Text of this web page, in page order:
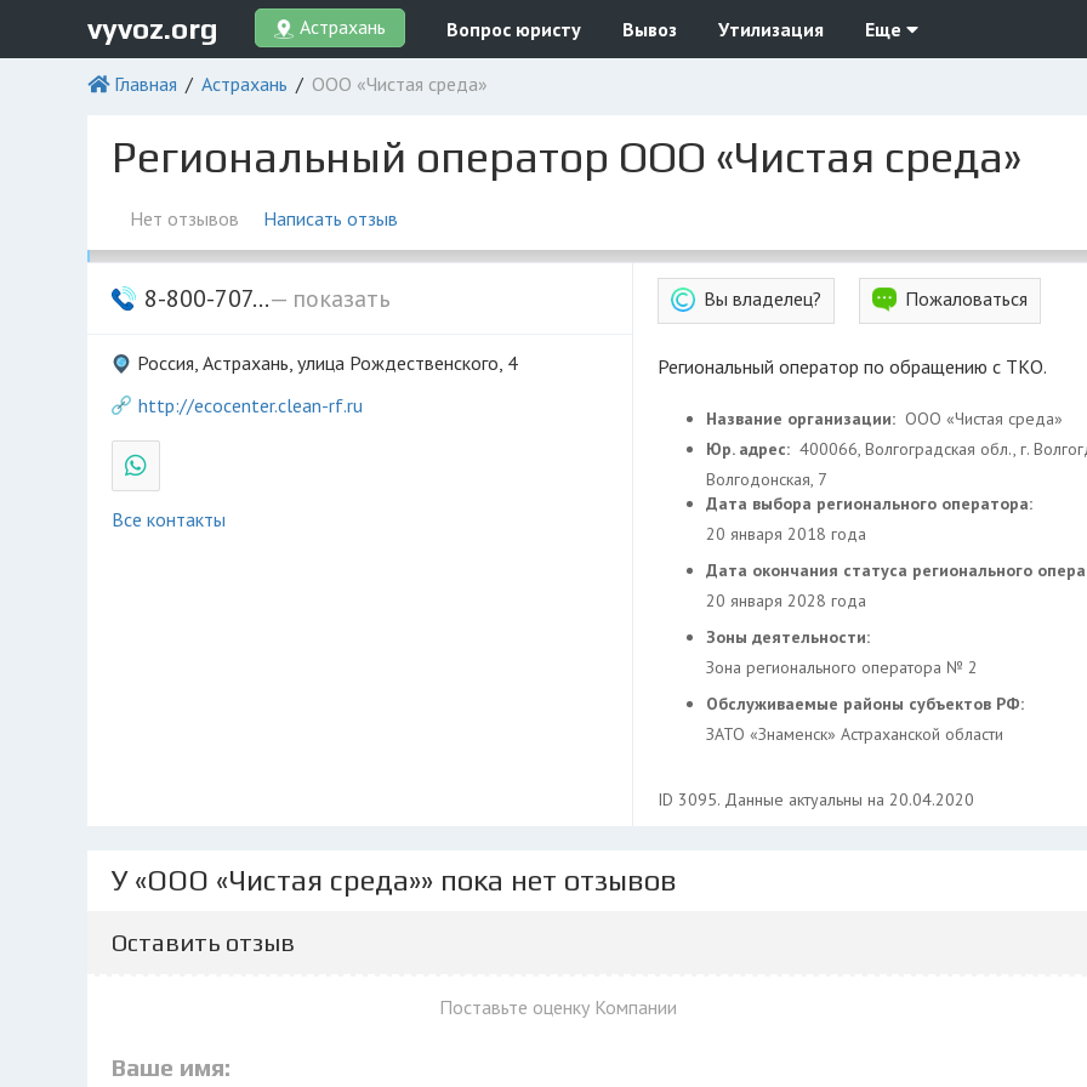
vyvoz.org Астрахань Вопрос юристу Вывоз Утилизация Еще
Главная Астрахань ООО «Чистая среда»
Региональный оператор ООО «Чистая среда»
Нет отзывов Написать отзыв
8-800-707...— показать
Россия, Астрахань, улица Рождественского, 4
http://ecocenter.clean-rf.ru
Все контакты
Вы владелец? Пожаловаться
Региональный оператор по обращению с ТКО.
Название организации: ООО «Чистая среда»
Юр. адрес: 400066, Волгоградская обл., г.
Волгодонская, 7
Дата выбора регионального оператора:
20 января 2018 года
Дата окончания статуса регионального
20 января 2028 года
Зоны деятельности:
Зона регионального оператора № 2
Обслуживаемые районы субъектов РФ:
ЗАТО «Знаменск» Астраханской области
ID 3095. Данные актуальны на 20.04.2020
У «ООО «Чистая среда»» пока нет отзывов
Оставить отзыв
Ваше имя:
Поставьте оценку Компании